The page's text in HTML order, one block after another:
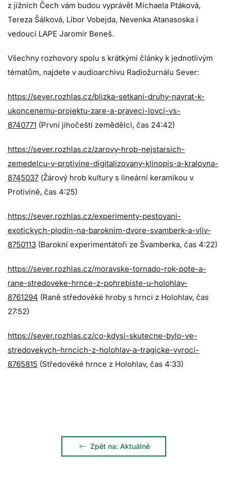
z jižních Čech vám budou vyprávět Michaela Ptáková,
Tereza Šálková, Libor Vobejda, Nevenka Atanasoska i
vedoucí LAPE Jaromír Beneš.
Všechny rozhovory spolu s krátkými články k jednotlivým
tématům, najdete v audioarchivu Radiožurnálu Sever:
https://sever.rozhlas.cz/blizka-setkani-druhy-navrat-k-
ukoncenemu-projektu-zare-a-praveci-lovci-vs-
8740771 (První jihočeští zemědělci, čas 24:42)
https://sever.rozhlas.cz/zarovy-hrob-nejstarsich-
zemedelcu-v-protivine-digitalizovany-klinopis-a-kralovna-
8745037 (Žárový hrob kultury s lineární keramikou v
Protivíně, čas 4:25)
https://sever.rozhlas.cz/experimenty-pestovani-
exotickych-plodin-na-baroknim-dvore-svamberk-a-vliv-
8750113 (Barokní experimentátoři ze Švamberka, čas 4:22)
https://sever.rozhlas.cz/moravske-tornado-rok-pote-a-
rane-stredoveke-hrnce-z-pohrebiste-u-holohlav-
8761294 (Raně středověké hroby s hrnci z Holohlav, čas
27:52)
https://sever.rozhlas.cz/co-kdysi-skutecne-bylo-ve-
stredovekych-hrncich-z-holohlav-a-tragicke-vyroci-
8765815 (Středověké hrnce z Holohlav, čas 4:33)
Zpět na: Aktuálně